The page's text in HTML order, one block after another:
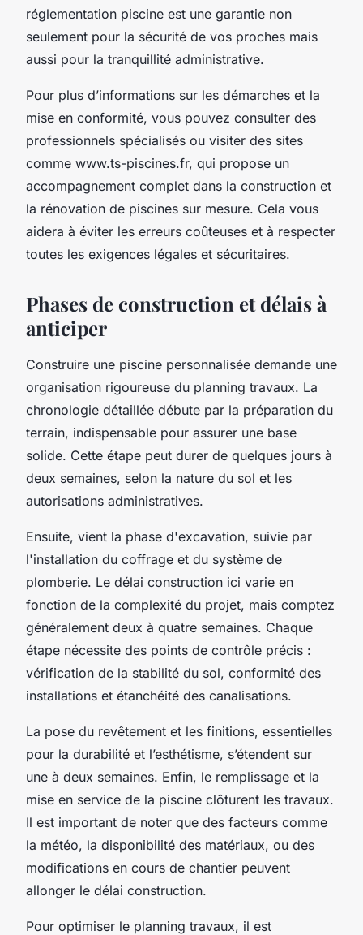
réglementation piscine est une garantie non
seulement pour la sécurité de vos proches mais
aussi pour la tranquillité administrative.
Pour plus d’informations sur les démarches et la
mise en conformité, vous pouvez consulter des
professionnels spécialisés ou visiter des sites
comme www.ts-piscines.fr, qui propose un
accompagnement complet dans la construction et
la rénovation de piscines sur mesure. Cela vous
aidera à éviter les erreurs coûteuses et à respecter
toutes les exigences légales et sécuritaires.
Phases de construction et délais à
anticiper
Construire une piscine personnalisée demande une
organisation rigoureuse du planning travaux. La
chronologie détaillée débute par la préparation du
terrain, indispensable pour assurer une base
solide. Cette étape peut durer de quelques jours à
deux semaines, selon la nature du sol et les
autorisations administratives.
Ensuite, vient la phase d'excavation, suivie par
l'installation du coffrage et du système de
plomberie. Le délai construction ici varie en
fonction de la complexité du projet, mais comptez
généralement deux à quatre semaines. Chaque
étape nécessite des points de contrôle précis :
vérification de la stabilité du sol, conformité des
installations et étanchéité des canalisations.
La pose du revêtement et les finitions, essentielles
pour la durabilité et l’esthétisme, s’étendent sur
une à deux semaines. Enfin, le remplissage et la
mise en service de la piscine clôturent les travaux.
Il est important de noter que des facteurs comme
la météo, la disponibilité des matériaux, ou des
modifications en cours de chantier peuvent
allonger le délai construction.
Pour optimiser le planning travaux, il est